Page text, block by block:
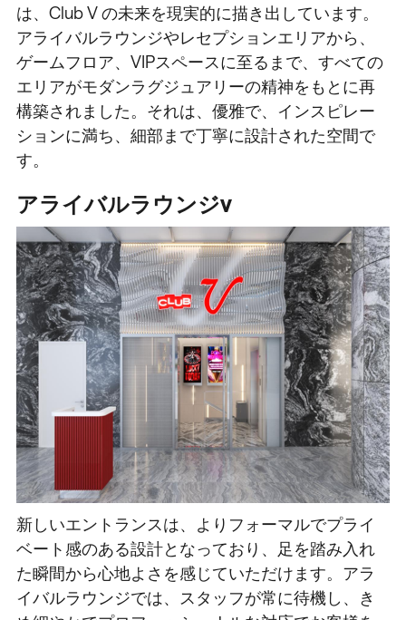
は、Club V の未来を現実的に描き出しています。
アライバルラウンジやレセプションエリアから、
ゲームフロア、VIPスペースに至るまで、すべての
エリアがモダンラグジュアリーの精神をもとに再
構築されました。それは、優雅で、インスピレー
ションに満ち、細部まで丁寧に設計された空間で
す。
アライバルラウンジv
新しいエントランスは、よりフォーマルでプライ
ベート感のある設計となっており、足を踏み入れ
た瞬間から心地よさを感じていただけます。アラ
イバルラウンジでは、スタッフが常に待機し、き